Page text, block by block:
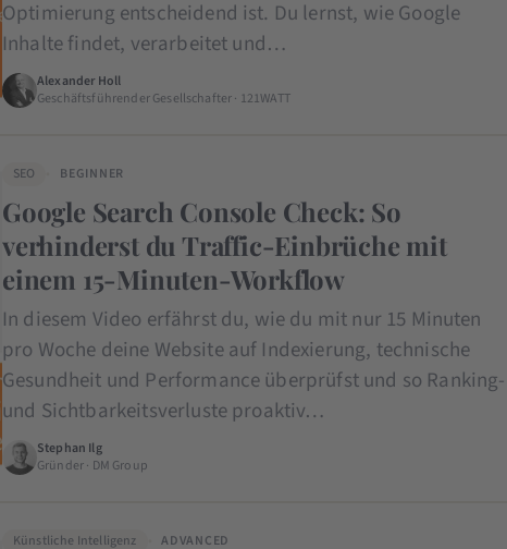
Optimierung entscheidend ist. Du lernst, wie Google
Inhalte findet, verarbeitet und…
Alexander Holl
Geschäftsführender Gesellschafter · 121WATT
SEO BEGINNER
Google Search Console Check: So
verhinderst du Traffic-Einbrüche mit
einem 15-Minuten-Workflow
In diesem Video erfährst du, wie du mit nur 15 Minuten
pro Woche deine Website auf Indexierung, technische
Gesundheit und Performance überprüfst und so Ranking-
und Sichtbarkeitsverluste proaktiv…
Stephan Ilg
Gründer · DM Group
Künstliche Intelligenz ADVANCED